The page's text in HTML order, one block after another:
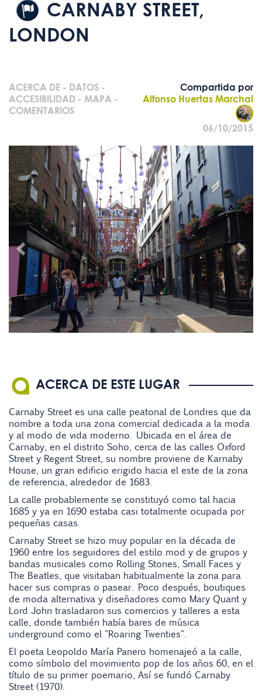
CARNABY STREET,
LONDON
ACERCA DE - DATOS -
ACCESIBILIDAD - MAPA -
COMENTARIOS
Compartida por
Alfonso Huertas Marchal
06/10/2015
ACERCA DE ESTE LUGAR
Carnaby Street es una calle peatonal de Londres que da
nombre a toda una zona comercial dedicada a la moda
y al modo de vida moderno. Ubicada en el área de
Carnaby, en el distrito Soho, cerca de las calles Oxford
Street y Regent Street, su nombre proviene de Karnaby
House, un gran edificio erigido hacia el este de la zona
de referencia, alrededor de 1683.
La calle probablemente se constituyó como tal hacia
1685 y ya en 1690 estaba casi totalmente ocupada por
pequeñas casas.
Carnaby Street se hizo muy popular en la década de
1960 entre los seguidores del estilo mod y de grupos y
bandas musicales como Rolling Stones, Small Faces y
The Beatles, que visitaban habitualmente la zona para
hacer sus compras o pasear. Poco después, boutiques
de moda alternativa y diseñadores como Mary Quant y
Lord John trasladaron sus comercios y talleres a esta
calle, donde también había bares de música
underground como el "Roaring Twenties".
El poeta Leopoldo María Panero homenajeó a la calle,
como símbolo del movimiento pop de los años 60, en el
título de su primer poemario, Así se fundó Carnaby
Street (1970).